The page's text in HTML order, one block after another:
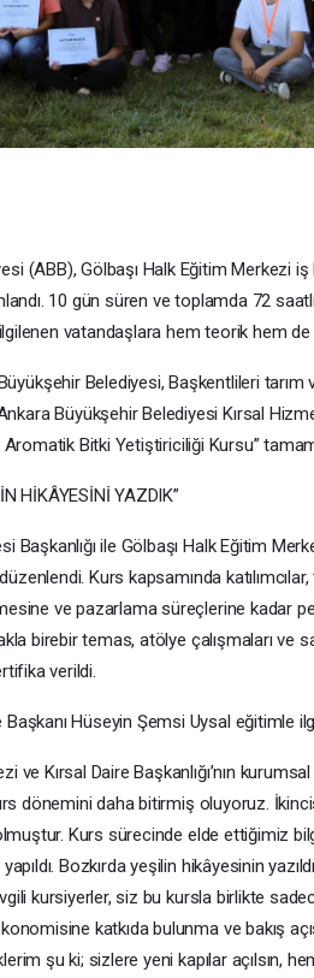
(ABB), Gölbaşı Halk Eğitim Merkezi
10 gün süren ve toplamda 72
vatandaşlara hem teorik hem de
Belediyesi, Başkentlileri tarım
Büyükşehir Belediyesi Kırsal
Aromatik Bitki Yetiştiriciliği Kursu”
HİKÂYESİNİ YAZDIK”
Başkanlığı ile Gölbaşı Halk Eğitim
Kurs kapsamında
ve pazarlama süreçlerine kadar
birebir temas, atölye çalışmaları ve
verildi.
Hüseyin Şemsi Uysal eğitimle
ve Kırsal Daire Başkanlığı’nın
dönemini daha bitirmiş oluyoruz.
Kurs sürecinde elde ettiğimiz
Bozkırda yeşilin hikâyesinin
kursiyerler, siz bu kursla birlikte
katkıda bulunma ve bakış
şu ki; sizlere yeni kapılar açılsın,